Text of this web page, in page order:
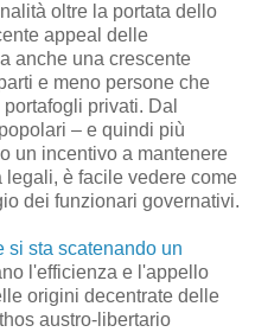
oltre la portata dello
appeal delle
anche una crescente
e meno persone che
privati. Dal
– e quindi più
un incentivo a mantenere
legali, è facile vedere come
dei funzionari governativi.
si sta scatenando un
l'efficienza e l'appello
origini decentrate delle
austro-libertario